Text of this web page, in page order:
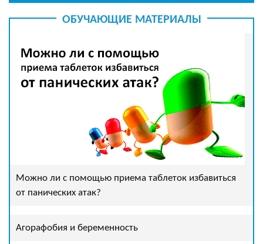
ОБУЧАЮЩИЕ МАТЕРИАЛЫ
Можно ли с помощью приема таблеток избавиться
от панических атак?
Агорафобия и беременность